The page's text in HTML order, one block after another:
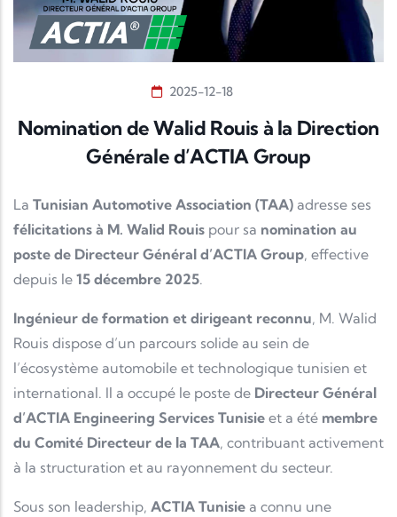
2025-12-18
Nomination de Walid Rouis à la Direction
Générale d’ACTIA Group
La Tunisian Automotive Association (TAA) adresse ses
félicitations à M. Walid Rouis pour sa nomination au
poste de Directeur Général d’ACTIA Group, effective
depuis le 15 décembre 2025.
Ingénieur de formation et dirigeant reconnu, M. Walid
Rouis dispose d’un parcours solide au sein de
l’écosystème automobile et technologique tunisien et
international. Il a occupé le poste de Directeur Général
d’ACTIA Engineering Services Tunisie et a été membre
du Comité Directeur de la TAA, contribuant activement
à la structuration et au rayonnement du secteur.
Sous son leadership, ACTIA Tunisie a connu une